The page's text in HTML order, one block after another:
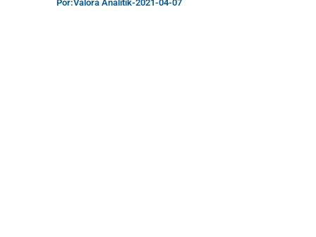
Por:Valora Analitik-2021-04-07